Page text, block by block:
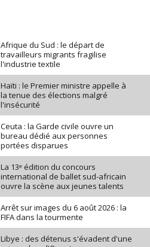
Afrique du Sud : le départ de
travailleurs migrants fragilise
l'industrie textile
Haïti : le Premier ministre appelle à
la tenue des élections malgré
l'insécurité
Ceuta : la Garde civile ouvre un
bureau dédié aux personnes
portées disparues
La 13ᵉ édition du concours
international de ballet sud-africain
ouvre la scène aux jeunes talents
Arrêt sur images du 6 août 2026 : la
FIFA dans la tourmente
Libye : des détenus s'évadent d'une